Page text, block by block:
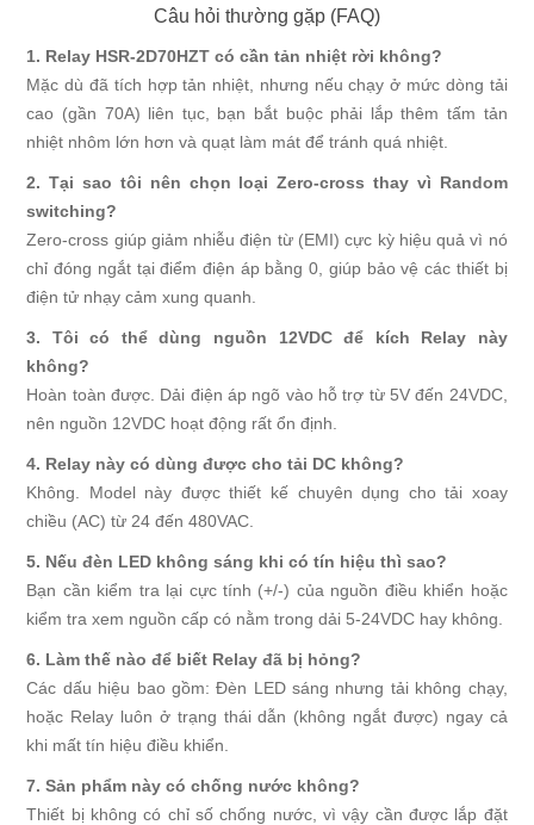
Câu hỏi thường gặp (FAQ)
1. Relay HSR-2D70HZT có cần tản nhiệt rời không?
Mặc dù đã tích hợp tản nhiệt, nhưng nếu chạy ở mức dòng tải
cao (gần 70A) liên tục, bạn bắt buộc phải lắp thêm tấm tản
nhiệt nhôm lớn hơn và quạt làm mát để tránh quá nhiệt.
2. Tại sao tôi nên chọn loại Zero-cross thay vì Random
switching?
Zero-cross giúp giảm nhiễu điện từ (EMI) cực kỳ hiệu quả vì nó
chỉ đóng ngắt tại điểm điện áp bằng 0, giúp bảo vệ các thiết bị
điện tử nhạy cảm xung quanh.
3. Tôi có thể dùng nguồn 12VDC để kích Relay này
không?
Hoàn toàn được. Dải điện áp ngõ vào hỗ trợ từ 5V đến 24VDC,
nên nguồn 12VDC hoạt động rất ổn định.
4. Relay này có dùng được cho tải DC không?
Không. Model này được thiết kế chuyên dụng cho tải xoay
chiều (AC) từ 24 đến 480VAC.
5. Nếu đèn LED không sáng khi có tín hiệu thì sao?
Bạn cần kiểm tra lại cực tính (+/-) của nguồn điều khiển hoặc
kiểm tra xem nguồn cấp có nằm trong dải 5-24VDC hay không.
6. Làm thế nào để biết Relay đã bị hỏng?
Các dấu hiệu bao gồm: Đèn LED sáng nhưng tải không chạy,
hoặc Relay luôn ở trạng thái dẫn (không ngắt được) ngay cả
khi mất tín hiệu điều khiển.
7. Sản phẩm này có chống nước không?
Thiết bị không có chỉ số chống nước, vì vậy cần được lắp đặt